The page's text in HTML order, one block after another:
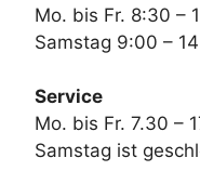
Mo. bis Fr. 8:30 –
Samstag 9:00 –
Service
Mo. bis Fr. 7.30 –
Samstag ist